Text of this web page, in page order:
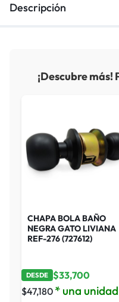
Descripción
¡Descubre
CHAPA BOLA BAÑO
NEGRA GATO LIVIANA
REF-276 (727612)
DESDE $33,700
$47,180 * una unidad